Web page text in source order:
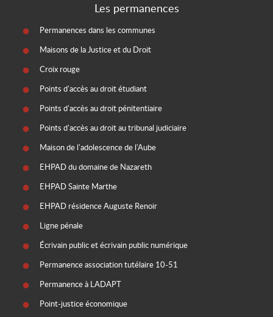
Les permanences
Permanences dans les communes
Maisons de la Justice et du Droit
Croix rouge
Points d'accès au droit étudiant
Points d'accès au droit pénitentiaire
Points d'accès au droit au tribunal judiciaire
Maison de l'adolescence de l'Aube
EHPAD du domaine de Nazareth
EHPAD Sainte Marthe
EHPAD résidence Auguste Renoir
Ligne pénale
Écrivain public et écrivain public numérique
Permanence association tutélaire 10-51
Permanence à LADAPT
Point-justice économique